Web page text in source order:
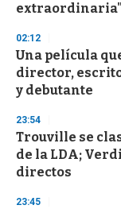
3
s
e
c
o
n
d
s
extraordinaria"
02:12
Una película
director,
y debutante
23:54
Trouville se
de la LDA;
directos
23:45